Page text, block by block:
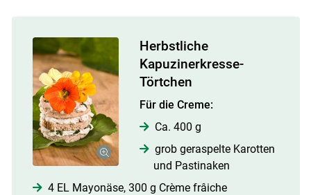
Herbstliche
Kapuzinerkresse-
Törtchen
Für die Creme:
Ca. 400 g
grob geraspelte Karotten
und Pastinaken
4 EL Mayonäse, 300 g Crème frâiche